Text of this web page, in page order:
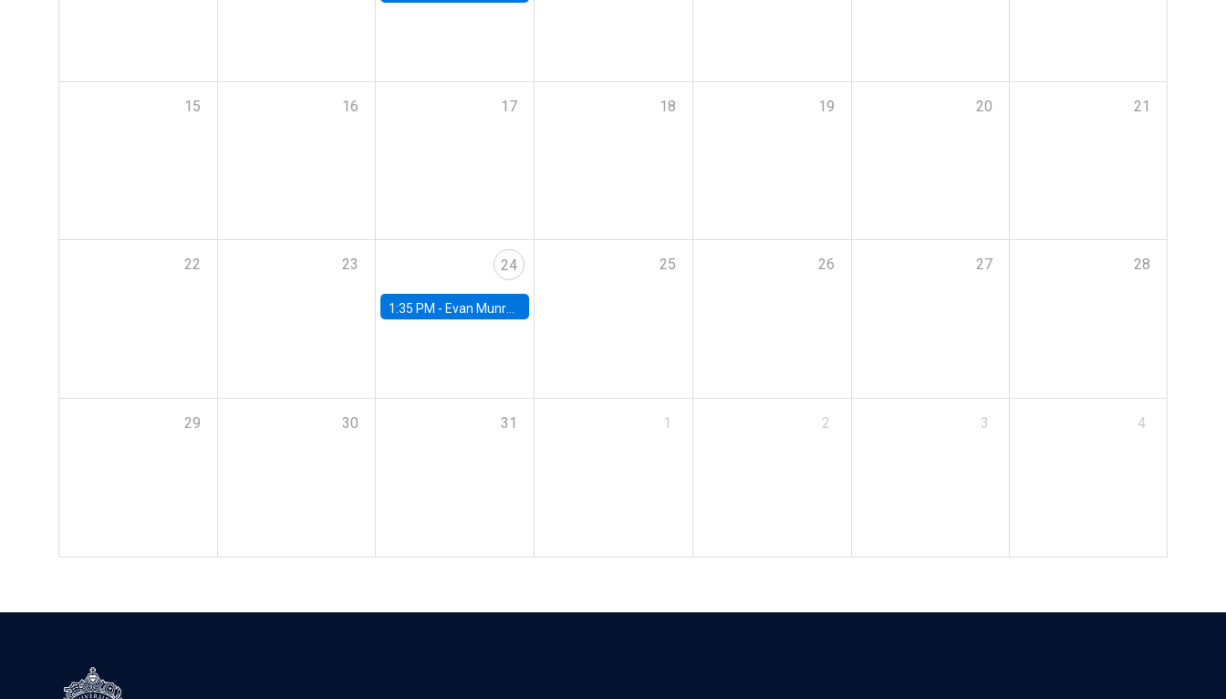
15 16 17 18 19 20 21
22 23 24
1:35 PM - Evan Munro, Neyman Visiting Assistant Professor in the Department of Statistics at UC Berkeley
25 26 27 28
29 30 31 1 2 3 4